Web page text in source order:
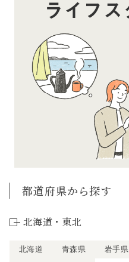
都道府県から探す
北海道・東北
北海道 青森県 岩手県